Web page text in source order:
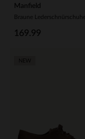
Manfield
Braune Lederschnürschuhe
169.99